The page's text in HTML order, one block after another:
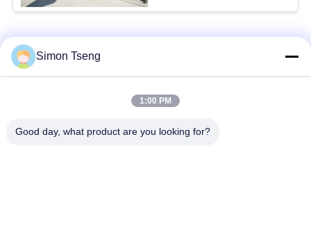
Λαϊκή κατηγορία
Θάλαμος ξηρασίας
Simon Tseng
1:00 PM
Good day, what product are you looking for?